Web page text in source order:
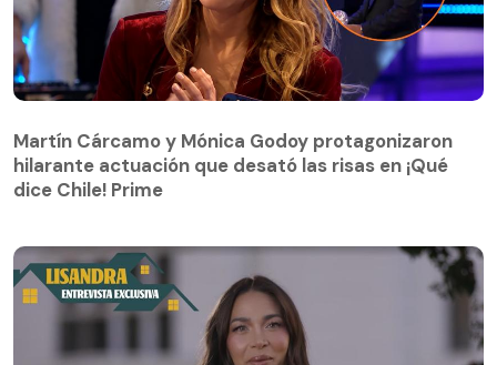
hilarante actuación que desató las risas en ¡Qué
dice Chile! Prime
Martín Cárcamo y Mónica Godoy protagonizaron
hilarante actuación que desató las risas en ¡Qué
dice Chile! Prime